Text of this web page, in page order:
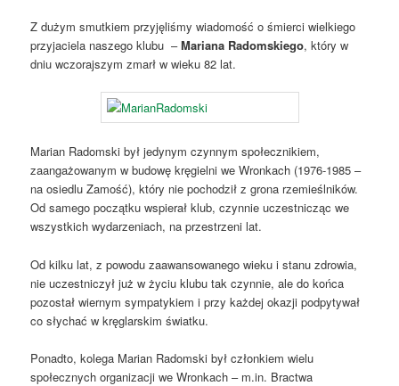
Z dużym smutkiem przyjęliśmy wiadomość o śmierci wielkiego
przyjaciela naszego klubu –Mariana Radomskiego, który w
dniu wczorajszym zmarł w wieku 82 lat.
Marian Radomski był jedynym czynnym społecznikiem,
zaangażowanym w budowę kręgielni we Wronkach (1976-1985 –
na osiedlu Zamość), który nie pochodził z grona rzemieślników.
Od samego początku wspierał klub, czynnie uczestnicząc we
wszystkich wydarzeniach, na przestrzeni lat.
Od kilku lat, z powodu zaawansowanego wieku i stanu zdrowia,
nie uczestniczył już w życiu klubu tak czynnie, ale do końca
pozostał wiernym sympatykiem i przy każdej okazji podpytywał
co słychać w kręglarskim światku.
Ponadto, kolega Marian Radomski był członkiem wielu
społecznych organizacji we Wronkach – m.in. Bractwa